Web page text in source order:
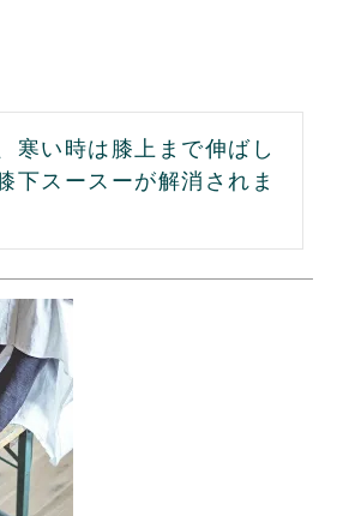
寒い時は膝上まで伸ばし
下スースーが解消されま